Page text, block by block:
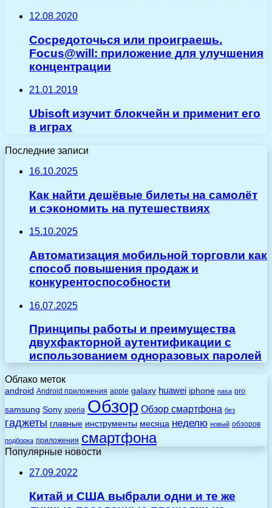
12.08.2020
Сосредоточься или проиграешь.
Focus@will: приложение для улучшения
концентрации
21.01.2019
Ubisoft изучит блокчейн и применит его
в играх
Последние записи
16.10.2025
Как найти дешёвые билеты на самолёт
и сэкономить на путешествиях
15.10.2025
Автоматизация мобильной торговли как
способ повышения продаж и
конкурентоспособности
16.07.2025
Принципы работы и преимущества
двухфакторной аутентификации с
использованием одноразовых паролей
Облако меток
android Android приложения apple galaxy huawei iphone nasa pro
samsung Sony xperia Обзор Обзор смартфона без
гаджеты главные инструменты месяца неделю новый обзоров
подборка приложения смартфона
Популярные новости
27.09.2022
Китай и США выбрали одни и те же